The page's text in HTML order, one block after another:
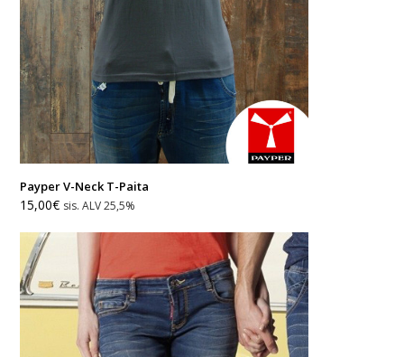
Payper V-Neck T-Paita
15,00€ sis. ALV 25,5%